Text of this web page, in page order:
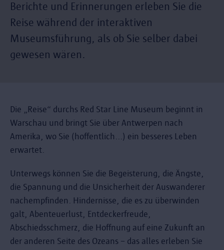
Berichte und Erinnerungen erleben Sie die
Reise während der interaktiven
Museumsführung, als ob Sie selber dabei
gewesen wären.
Die „Reise“ durchs Red Star Line Museum beginnt in
Warschau und bringt Sie über Antwerpen nach
Amerika, wo Sie (hoffentlich...) ein besseres Leben
erwartet.
Unterwegs können Sie die Begeisterung, die Ängste,
die Spannung und die Unsicherheit der Auswanderer
nachempfinden. Hindernisse, die es zu überwinden
galt, Abenteuerlust, Entdeckerfreude,
Abschiedsschmerz, die Hoffnung auf eine Zukunft an
der anderen Seite des Ozeans – das alles erleben Sie